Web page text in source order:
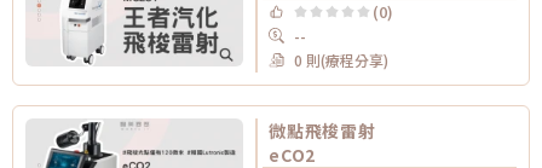
(0)
--
0 則(療程分享)
微點飛梭雷射
eCO2